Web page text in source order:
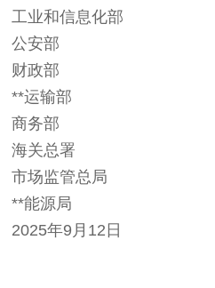
工业和信息化部
公安部
财政部
**运输部
商务部
海关总署
市场监管总局
**能源局
2025年9月12日